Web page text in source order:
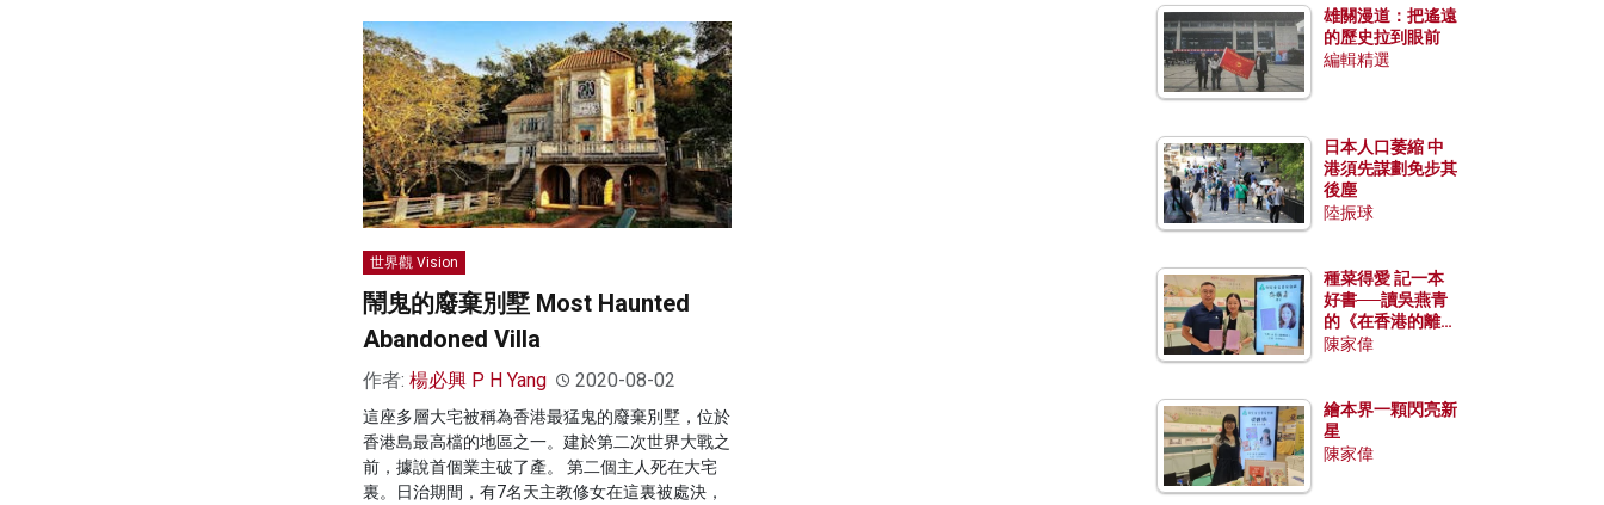
世界觀 Vision
鬧鬼的廢棄別墅 Most Haunted
Abandoned Villa
作者: 楊必興 P H Yang 2020-08-02
這座多層大宅被稱為香港最猛鬼的廢棄別墅，位於
香港島最高檔的地區之一。建於第二次世界大戰之
前，據說首個業主破了產。 第二個主人死在大宅
裏。日治期間，有7名天主教修女在這裏被處決，
雄關漫道：把遙遠
的歷史拉到眼前
編輯精選
日本人口萎縮 中
港須先謀劃免步其
後塵
陸振球
種菜得愛 記一本
好書──讀吳燕青
的《在香港的離島
種菜》
陳家偉
繪本界一顆閃亮新
星
陳家偉